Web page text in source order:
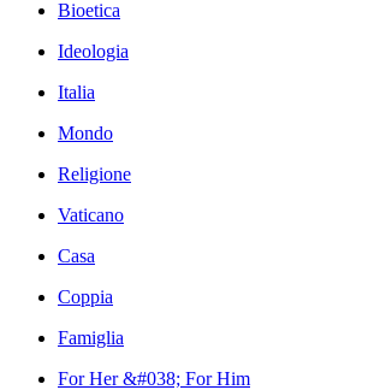
Bioetica
Ideologia
Italia
Mondo
Religione
Vaticano
Casa
Coppia
Famiglia
For Her &#038; For Him